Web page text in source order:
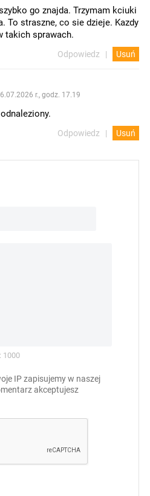
go znajda. Trzymam kciuki
To straszne, co sie dzieje. Kazdy
takich sprawach.
Odpowiedz Usuń
r., godz. 17.19
Odpowiedz Usuń
1000
IP zapisujemy w naszej
akceptujesz